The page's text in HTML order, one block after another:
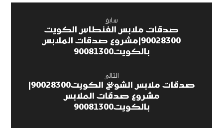
سابق
صدقات ملابس الفنطاس الكويت
90028300|مشروع صدقات الملابس
بالكويت90081300
التالي
مشروع صدقات الملابس
بالكويت90081300